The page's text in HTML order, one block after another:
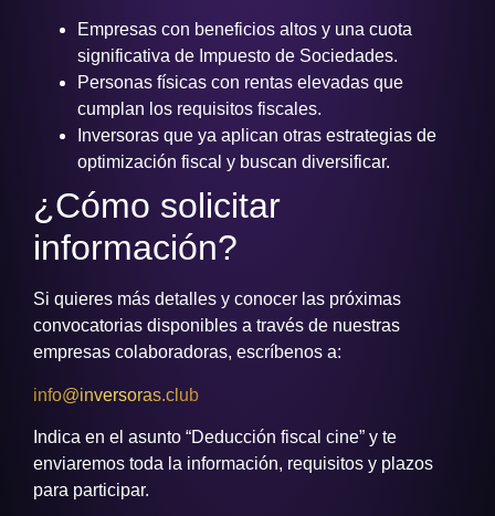
Empresas con beneficios altos y una cuota
significativa de Impuesto de Sociedades.
Personas físicas con rentas elevadas que
cumplan los requisitos fiscales.
Inversoras que ya aplican otras estrategias de
optimización fiscal y buscan diversificar.
¿Cómo solicitar
información?
Si quieres más detalles y conocer las próximas
convocatorias disponibles a través de nuestras
empresas colaboradoras, escríbenos a:
info@inversoras.club
Indica en el asunto “Deducción fiscal cine” y te
enviaremos toda la información, requisitos y plazos
para participar.